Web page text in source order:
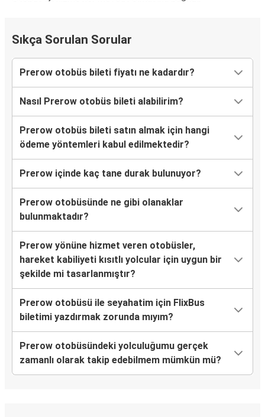
Sıkça Sorulan Sorular
Prerow otobüs bileti fiyatı ne kadardır?
Nasıl Prerow otobüs bileti alabilirim?
Prerow otobüs bileti satın almak için hangi
ödeme yöntemleri kabul edilmektedir?
Prerow içinde kaç tane durak bulunuyor?
Prerow otobüsünde ne gibi olanaklar
bulunmaktadır?
Prerow yönüne hizmet veren otobüsler,
hareket kabiliyeti kısıtlı yolcular için uygun bir
şekilde mi tasarlanmıştır?
Prerow otobüsü ile seyahatim için FlixBus
biletimi yazdırmak zorunda mıyım?
Prerow otobüsündeki yolculuğumu gerçek
zamanlı olarak takip edebilmem mümkün mü?